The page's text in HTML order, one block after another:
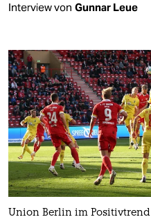
Interview von Gunnar Leue
Union Berlin im Positivtrend